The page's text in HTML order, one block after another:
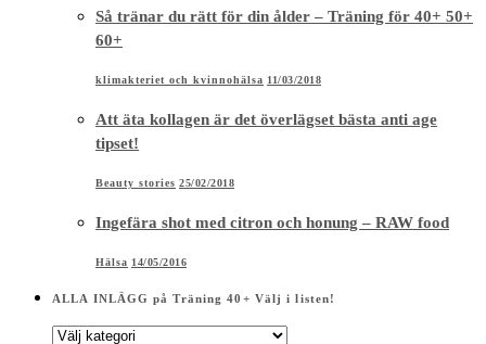
Så tränar du rätt för din ålder – Träning för 40+ 50+
60+
klimakteriet och kvinnohälsa 11/03/2018
Att äta kollagen är det överlägset bästa anti age
tipset!
Beauty stories 25/02/2018
Ingefära shot med citron och honung – RAW food
Hälsa 14/05/2016
ALLA INLÄGG på Träning 40+ Välj i listen!
ALLA